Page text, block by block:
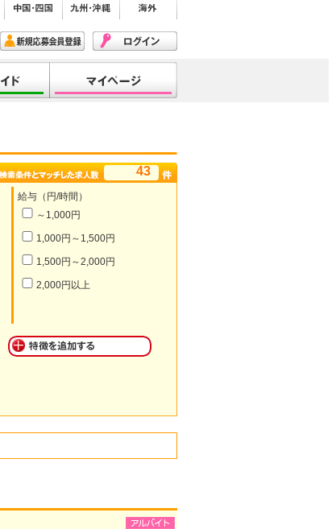
43
給与（円/時間）
～1,000円
1,000円～1,500円
1,500円～2,000円
2,000円以上